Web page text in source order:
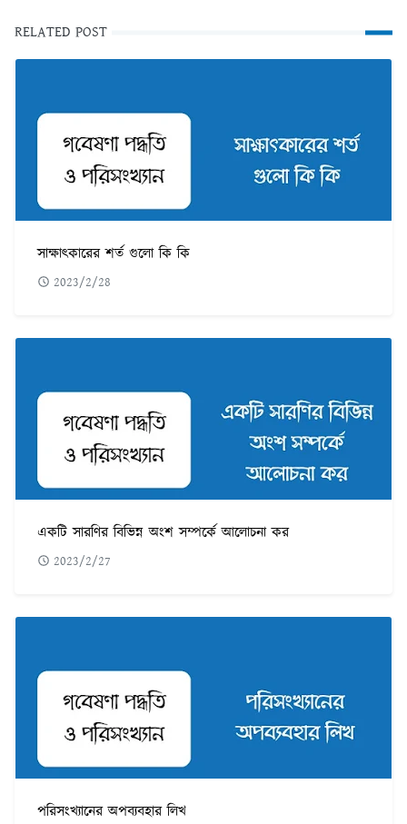
RELATED POST
সাক্ষাৎকারের শর্ত গুলো কি কি
2023/2/28
একটি সারণির বিভিন্ন অংশ সম্পর্কে আলোচনা কর
2023/2/27
পরিসংখ্যানের অপব্যবহার লিখ